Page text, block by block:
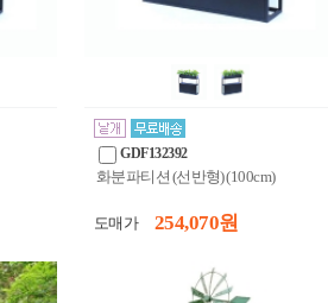
GDF132392
화분파티션 (선반형) (100cm)
도매가 254,070 원